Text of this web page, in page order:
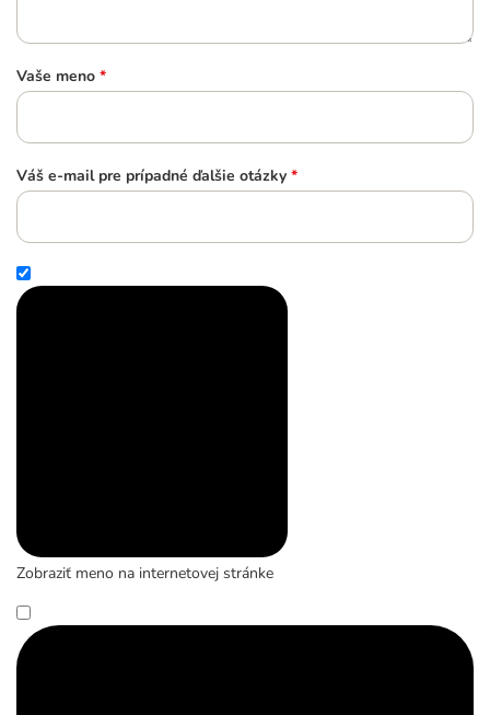
Vaše meno *
Váš e-mail pre prípadné ďalšie otázky *
Zobraziť meno na internetovej stránke